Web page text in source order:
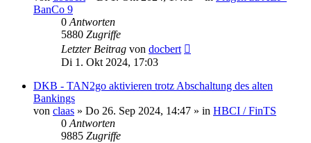
BanCo 9
0 Antworten
5880 Zugriffe
Letzter Beitrag von docbert
Di 1. Okt 2024, 17:03
DKB - TAN2go aktivieren trotz Abschaltung des alten
Bankings
von claas » Do 26. Sep 2024, 14:47 » in HBCI / FinTS
0 Antworten
9885 Zugriffe